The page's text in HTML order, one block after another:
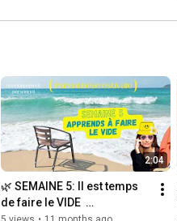
2:04
🌿 SEMAINE 5: Il est temps
de faire le VIDE